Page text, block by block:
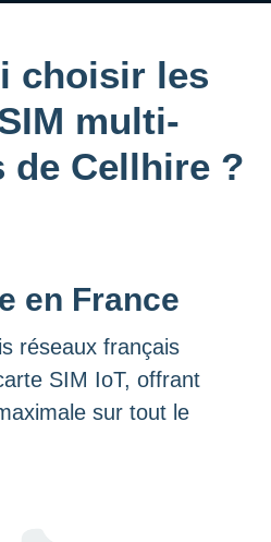
choisir les
multi-
de Cellhire ?
en France
réseaux français
SIM IoT, offrant
sur tout le